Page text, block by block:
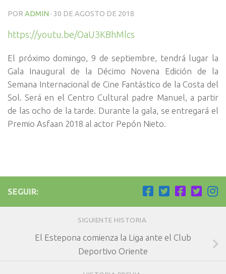
POR ADMIN · 30 DE AGOSTO DE 2018
https://youtu.be/OaU3KBhMlcs
El próximo domingo, 9 de septiembre, tendrá lugar la
Gala Inaugural de la Décimo Novena Edición de la
Semana Internacional de Cine Fantástico de la Costa del
Sol. Será en el Centro Cultural padre Manuel, a partir
de las ocho de la tarde. Durante la gala, se entregará el
Premio Asfaan 2018 al actor Pepón Nieto.
SEGUIR:
SIGUIENTE HISTORIA
El Estepona comienza la Liga ante el Club
Deportivo Oriente